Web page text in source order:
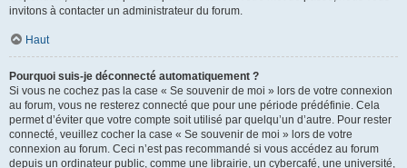
invitons à contacter un administrateur du forum.
Haut
Pourquoi suis-je déconnecté automatiquement ?
Si vous ne cochez pas la case « Se souvenir de moi » lors de votre connexion
au forum, vous ne resterez connecté que pour une période prédéfinie. Cela
permet d’éviter que votre compte soit utilisé par quelqu’un d’autre. Pour rester
connecté, veuillez cocher la case « Se souvenir de moi » lors de votre
connexion au forum. Ceci n’est pas recommandé si vous accédez au forum
depuis un ordinateur public, comme une librairie, un cybercafé, une université,